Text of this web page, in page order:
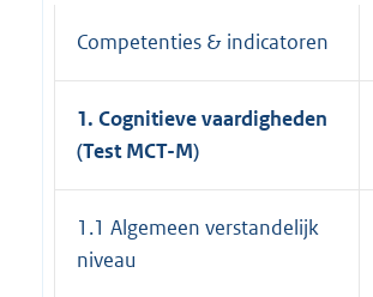
Competenties & indicatoren
1. Cognitieve vaardigheden
(Test MCT-M)
1.1 Algemeen verstandelijk
niveau